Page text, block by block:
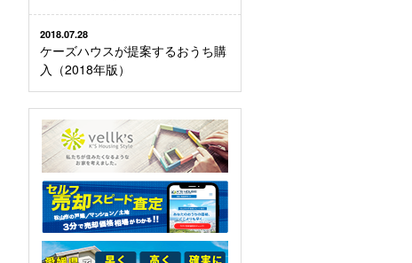
2018.07.28
ケーズハウスが提案するおうち購
入（2018年版）